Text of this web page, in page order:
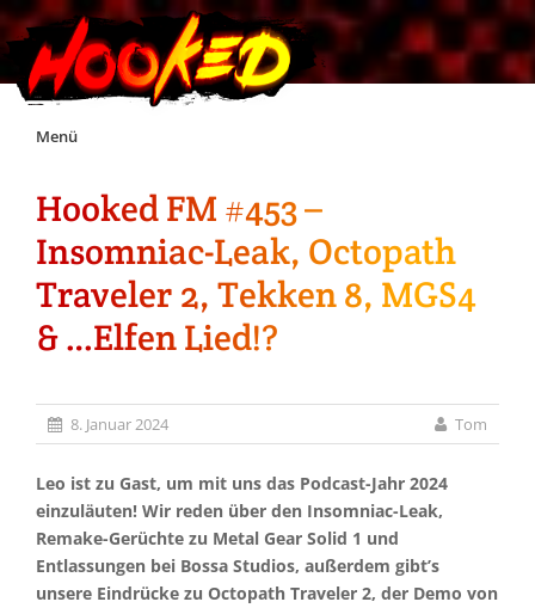
Skip
Menü
Unterstützt Hooked!
Exklusiv für Supporter*innen
Impressum
Jobs
Discord
Hooked FM #453 –
Insomniac-Leak, Octopath
Traveler 2, Tekken 8, MGS4
& …Elfen Lied!?
8. Januar 2024 Tom
Leo ist zu Gast, um mit uns das Podcast-Jahr 2024
einzuläuten! Wir reden über den Insomniac-Leak,
Remake-Gerüchte zu Metal Gear Solid 1 und
Entlassungen bei Bossa Studios, außerdem gibt’s
unsere Eindrücke zu Octopath Traveler 2, der Demo von